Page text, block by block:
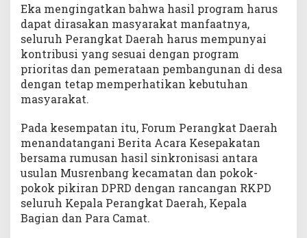
Eka mengingatkan bahwa hasil program harus
dapat dirasakan masyarakat manfaatnya,
seluruh Perangkat Daerah harus mempunyai
kontribusi yang sesuai dengan program
prioritas dan pemerataan pembangunan di desa
dengan tetap memperhatikan kebutuhan
masyarakat.
Pada kesempatan itu, Forum Perangkat Daerah
menandatangani Berita Acara Kesepakatan
bersama rumusan hasil sinkronisasi antara
usulan Musrenbang kecamatan dan pokok-
pokok pikiran DPRD dengan rancangan RKPD
seluruh Kepala Perangkat Daerah, Kepala
Bagian dan Para Camat.